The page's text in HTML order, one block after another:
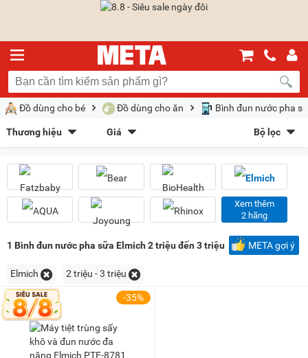
Đồ dùng cho bé Đồ dùng cho ăn Bình đun nước pha
Thương hiệu
Fatzbaby (41)
Rhinox(2) Goldsun(2)
Nagakawa(1)
Giá
Sắp xếp theo
Bán chạy nhất Giá tăng dần Giá giảm dần Giảm giá
Mới nhất Trả góp META gợi ý
Chọn khoảng giá
200K - 500K
500K - 1 triệu (24)
1 triệu - 1,5 triệu (20)
Bộ lọc
Xem thêm
2 hãng
1 Bình đun nước pha sữa Elmich 2 triệu đến 3 triệu META gợi ý
Elmich 2 triệu - 3 triệu
-35%